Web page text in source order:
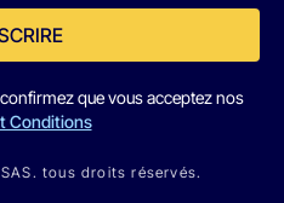
que vous acceptez nos
Conditions
tous droits réservés.